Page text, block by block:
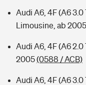
Audi A6, 4F (A6 3.0
Limousine, ab 2005
Audi A6, 4F (A6
2005(0588 / ACB)
Audi A6, 4F (A6 3.0